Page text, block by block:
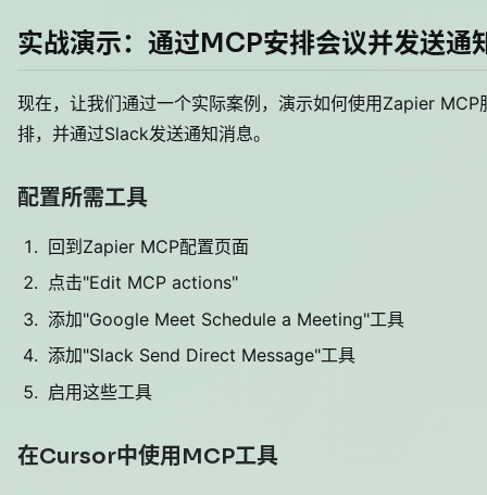
实战演示：通过MCP安排会议并发送通
现在，让我们通过一个实际案例，演示如何使用Zapier
排，并通过Slack发送通知消息。
配置所需工具
回到Zapier MCP配置页面
点击"Edit MCP actions"
添加"Google Meet Schedule a Meeting"工具
添加"Slack Send Direct Message"工具
启用这些工具
在Cursor中使用MCP工具